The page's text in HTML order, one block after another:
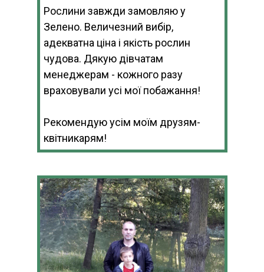
Рослини завжди замовляю у
Зелено. Величезний вибір,
адекватна ціна і якість рослин
чудова. Дякую дівчатам
менеджерам - кожного разу
враховували усі мої побажання!
Рекомендую усім моїм друзям-
квітникарям!